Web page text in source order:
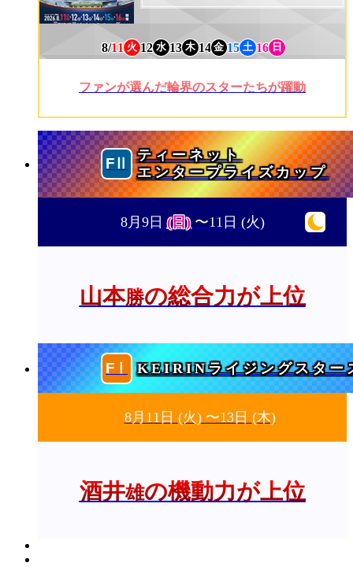
8/11 火 12 水 13 木 14 金 15 土 16 日
ファンが選んだ輪界のスターたちが躍動
ティーネット
エンタープライズカップ
8月9日(日)〜11日(火)
山本勝の総合力が上位
KEIRINライジングスター
8月11日 (火)〜13日 (木)
酒井雄の機動力が上位